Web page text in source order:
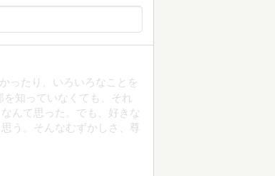
ったり、いろいろなことを
知っていなくても、それ
んて思った。でも、好きな
う。そんなむずかしさ、尊